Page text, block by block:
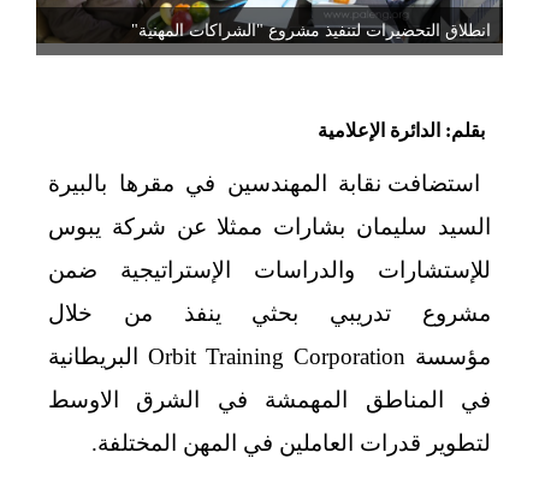
انطلاق التحضيرات لتنفيذ مشروع "الشراكات المهنية"
بقلم: الدائرة الإعلامية
استضافت نقابة المهندسين في مقرها بالبيرة
السيد سليمان بشارات ممثلا عن شركة يبوس
للإستشارات والدراسات الإستراتيجية ضمن
مشروع تدريبي بحثي ينفذ من خلال
مؤسسة Orbit Training Corporation البريطانية
في المناطق المهمشة في الشرق الاوسط
لتطوير قدرات العاملين في المهن المختلفة.